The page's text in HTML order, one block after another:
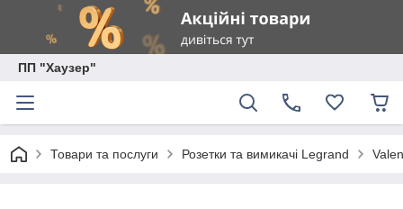
ПП "Хаузер"
Товари та послуги Розетки та вимикачі Legrand